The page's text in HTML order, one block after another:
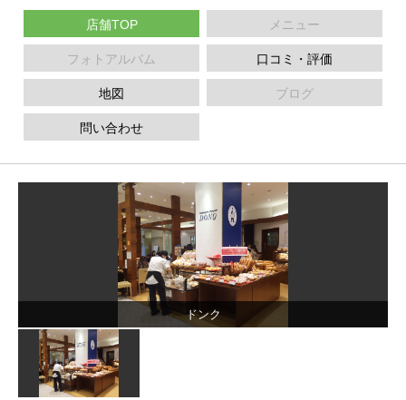
店舗TOP メニュー
フォトアルバム 口コミ・評価
地図 ブログ
問い合わせ
ドンク